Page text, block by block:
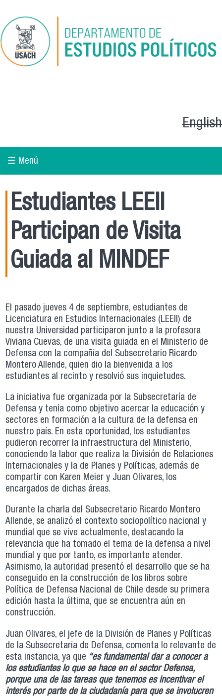
English
☰ Menú
Estudiantes LEEII
Participan de Visita
Guiada al MINDEF
El pasado jueves 4 de septiembre, estudiantes de
Licenciatura en Estudios Internacionales (LEEII) de
nuestra Universidad participaron junto a la profesora
Viviana Cuevas, de una visita guiada en el Ministerio de
Defensa con la compañía del Subsecretario Ricardo
Montero Allende, quien dio la bienvenida a los
estudiantes al recinto y resolvió sus inquietudes.
La iniciativa fue organizada por la Subsecretaría de
Defensa y tenía como objetivo acercar la educación y
sectores en formación a la cultura de la defensa en
nuestro país. En esta oportunidad, los estudiantes
pudieron recorrer la infraestructura del Ministerio,
conociendo la labor que realiza la División de Relaciones
Internacionales y la de Planes y Políticas, además de
compartir con Karen Meier y Juan Olivares, los
encargados de dichas áreas.
Durante la charla del Subsecretario Ricardo Montero
Allende, se analizó el contexto sociopolítico nacional y
mundial que se vive actualmente, destacando la
relevancia que ha tomado el tema de la defensa a nivel
mundial y que por tanto, es importante atender.
Asimismo, la autoridad presentó el desarrollo que se ha
conseguido en la construcción de los libros sobre
Política de Defensa Nacional de Chile desde su primera
edición hasta la última, que se encuentra aún en
construcción.
Juan Olivares, el jefe de la División de Planes y Políticas
de la Subsecretaría de Defensa, comenta lo relevante de
esta instancia, ya que “es fundamental dar a conocer a
los estudiantes lo que se hace en el sector Defensa,
porque una de las tareas que tenemos es incentivar el
interés por parte de la ciudadanía para que se involucren